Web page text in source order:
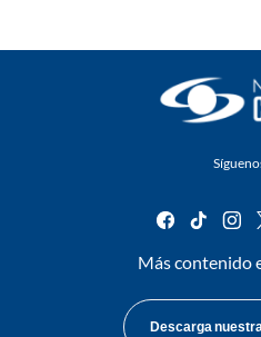
facebook
tiktok
Más contenido
Descarga